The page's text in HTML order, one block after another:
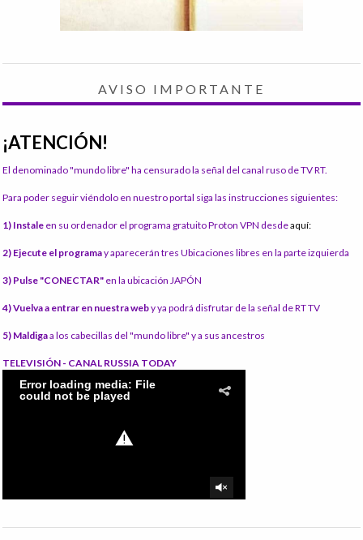
AVISO IMPORTANTE
¡ATENCIÓN!
El denominado "mundo libre" ha censurado la señal del canal ruso de TV RT.
Para poder seguir viéndolo en nuestro portal siga las instrucciones siguientes:
1) Instale en su ordenador el programa gratuito Proton VPN desdeaquí:
2) Ejecute el programay aparecerán tres Ubicaciones libres en la parte izquierda
3) Pulse "CONECTAR" en la ubicación JAPÓN
4) Vuelva a entrar en nuestra weby ya podrá disfrutar de la señal de RT TV
5) Maldigaa los cabecillas del "mundo libre" y a sus ancestros
TELEVISIÓN - CANAL RUSSIA TODAY